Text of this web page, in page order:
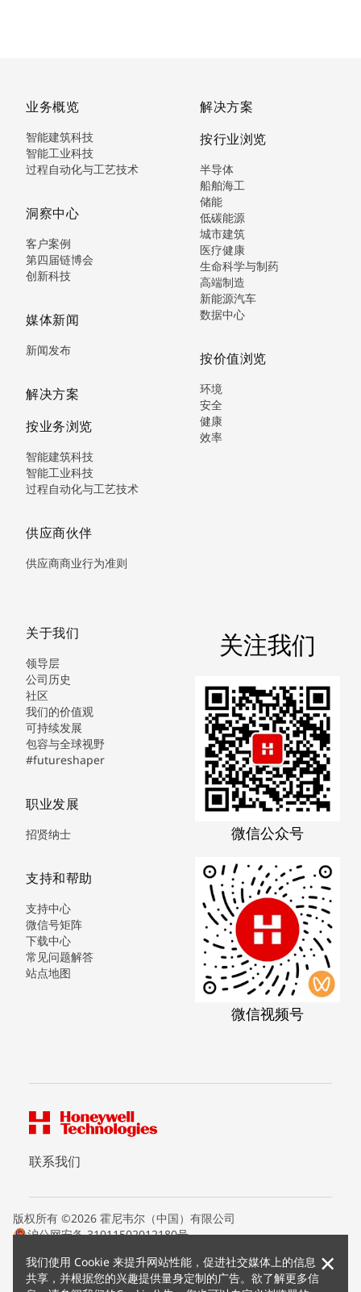
我们使用 Cookie 来提升网站性能，促进社交媒体上的信息
共享，并根据您的兴趣提供量身定制的广告。欲了解更多信×
业务概览
智能建筑科技
智能工业科技
过程自动化与工艺技术
洞察中心
客户案例
第四届链博会
创新科技
媒体新闻
新闻发布
解决方案
按业务浏览
智能建筑科技
智能工业科技
过程自动化与工艺技术
供应商伙伴
供应商商业行为准则
解决方案
按行业浏览
半导体
船舶海工
储能
低碳能源
城市建筑
医疗健康
生命科学与制药
高端制造
新能源汽车
数据中心
按价值浏览
环境
安全
健康
效率
关于我们
领导层
公司历史
社区
我们的价值观
可持续发展
包容与全球视野
#futureshaper
职业发展
招贤纳士
支持和帮助
支持中心
微信号矩阵
下载中心
常见问题解答
站点地图
关注我们
微信公众号
微信视频号
联系我们
版权所有 ©2026 霍尼韦尔（中国）有限公司
沪公网安备 31011502012180号
条款条约
隐私声明